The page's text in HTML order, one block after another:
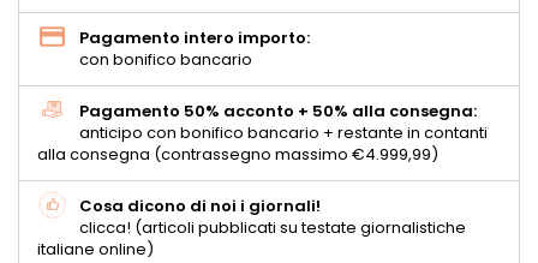
Pagamento intero importo:
con bonifico bancario
Pagamento 50% acconto + 50% alla consegna:
anticipo con bonifico bancario + restante in contanti
alla consegna (contrassegno massimo €4.999,99)
Cosa dicono di noi i giornali!
clicca! (articoli pubblicati su testate giornalistiche
italiane online)